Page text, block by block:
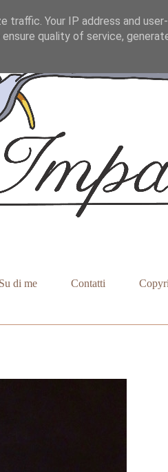
Su di me Contatti
traffic. Your IP address and
quality of service,